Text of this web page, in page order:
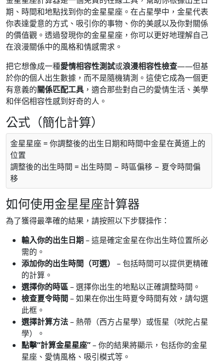
期、時間和地點找到你的金星星座。在占星學中，金星代表
你表達愛意的方式、吸引你的事物、你的美感以及你對關係
的價值觀。透過發現你的金星星座，你可以更好地理解自己
在浪漫關係中的風格和情感需求。
把它想像成一種愛情相容性測試或浪漫相容性檢查——但基
於你的個人出生數據，而不是隨機猜測。這使它成為一個更
有意義的關係匹配工具 ，適合那些對自己的愛情生活、美學
和伴侶相容性感到好奇的人。
公式（簡化計算）
金星星座 = 你調整後的出生日期和時間中金星在黃道上的
位置
調整後的出生時間 = 出生時間 − 時區偏移 − 夏令時間偏
移
如何使用金星星座計算器
為了獲得最準確的結果，請按照以下步驟操作：
輸入你的出生日期– 這是確定金星在你出生時位置所必
需的。
添加你的出生時間（可選）
– 包括時間可以提供更精確
的計算。
選擇你的時區– 選擇你出生的地點以正確調整時間。
檢查夏令時間 – 如果在你出生時夏令時間有效，請勾選
此框。
選擇計算方法– 熱帶（西方占星學）或恆星（吠陀占星
學）。
點擊“計算金星星座”– 你的結果將顯示，包括你的金星
星座、愛情風格、吸引模式等。